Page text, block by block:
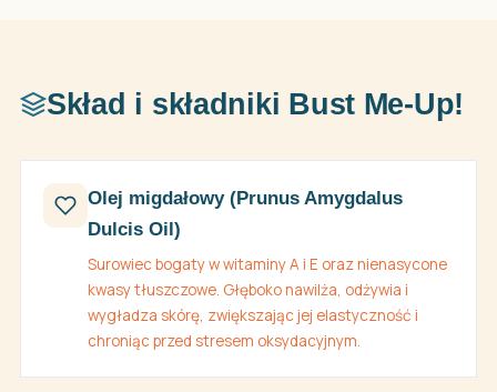
Skład i składniki Bust Me-Up!
Olej migdałowy (Prunus Amygdalus
Dulcis Oil)
Surowiec bogaty w witaminy A i E oraz nienasycone
kwasy tłuszczowe. Głęboko nawilża, odżywia i
wygładza skórę, zwiększając jej elastyczność i
chroniąc przed stresem oksydacyjnym.